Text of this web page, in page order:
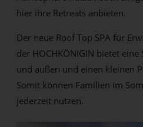
hier ihre Retreats anbieten.
Der neue Roof Top SPA für
der HOCHKÖNIGIN bietet
und außen und einen kleinen
Somit können Familien im
jederzeit nutzen.